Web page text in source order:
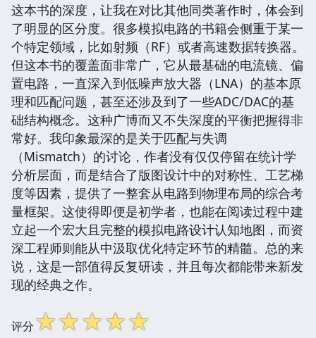
这本书的深度，让我在对比其他同类著作时，体会到
了明显的区分度。很多模拟电路的书籍会侧重于某一
个特定领域，比如射频（RF）或者高速数据转换器。
但这本书的覆盖面非常广，它从最基础的电流镜、偏
置电路，一直深入到低噪声放大器（LNA）的基本原
理和匹配问题，甚至还涉及到了一些ADC/DAC的基
础结构概念。这种广博而又不失深度的平衡把握得非
常好。我印象最深的是关于匹配与失调
（Mismatch）的讨论，作者没有仅仅停留在统计学
分析层面，而是结合了版图设计中的对称性、工艺梯
度等因素，提供了一整套从电路到物理布局的综合考
量框架。这使得即便是初学者，也能在阅读过程中建
立起一个宏大且完整的模拟电路设计认知地图，而资
深工程师则能从中汲取优化特定环节的精髓。总的来
说，这是一部值得反复研读，并且每次都能带来新发
现的经典之作。
评分☆☆☆☆☆